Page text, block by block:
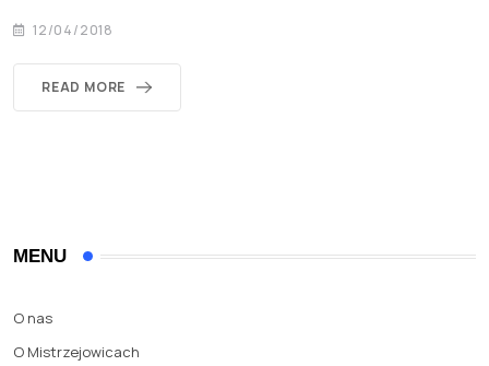
12/04/2018
READ MORE
MENU
O nas
O Mistrzejowicach